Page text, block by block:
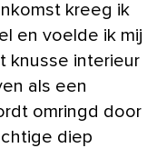
kreeg ik
en voelde ik mij
knusse interieur
als een
omringd door
diep